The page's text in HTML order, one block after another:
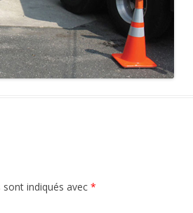
indiqués avec *